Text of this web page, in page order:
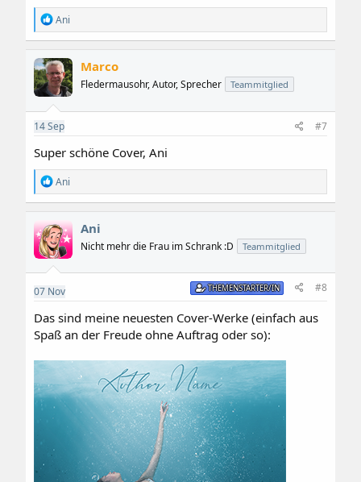
R
e
a
k
t
i
o
n
e
n
:
Ani
Marco
Fledermausohr, Autor, Sprecher Teammitglied
14 Sep #7
Super schöne Cover, Ani
R
e
a
t
i
o
n
n
Ani
Ani
Nicht mehr die Frau im Schrank :D Teammitglied
07 Nov THEMENSTARTER/IN #8
Das sind meine neuesten Cover-Werke (einfach aus
Spaß an der Freude ohne Auftrag oder so):